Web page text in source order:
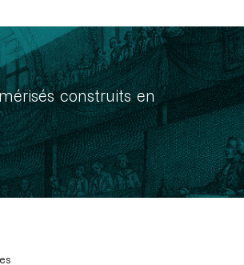
construits en